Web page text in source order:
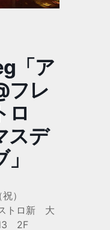
「ア
フレ
ロ
スデ
）
トロ新 大
2F